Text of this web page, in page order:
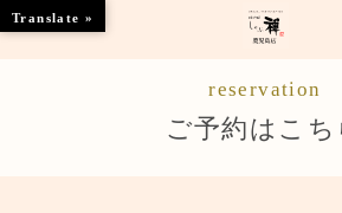
reservation
ご予約はこち
Translate »